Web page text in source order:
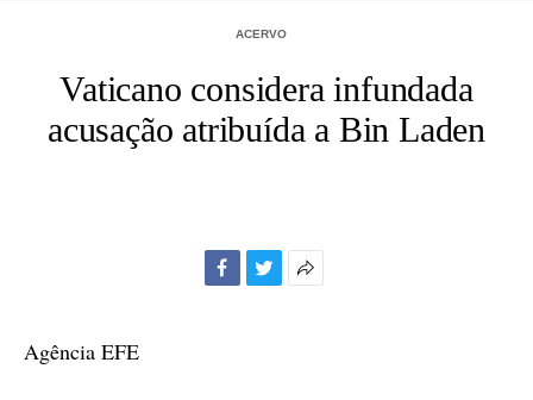
ACERVO
Vaticano considera infundada
acusação atribuída a Bin Laden
Agência EFE